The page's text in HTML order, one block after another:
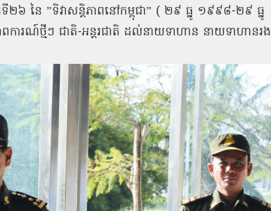
៦ នៃ ”ទិវាសន្តិភាពនៅកម្ពុជា” ( ២៩ ធ្នូ ១៩៩៨-២៩ ធ្នូ
ពការណ៍ថ្មីៗ ជាតិ-អន្តរជាតិ ដល់នាយទាហាន នាយទាហានរង